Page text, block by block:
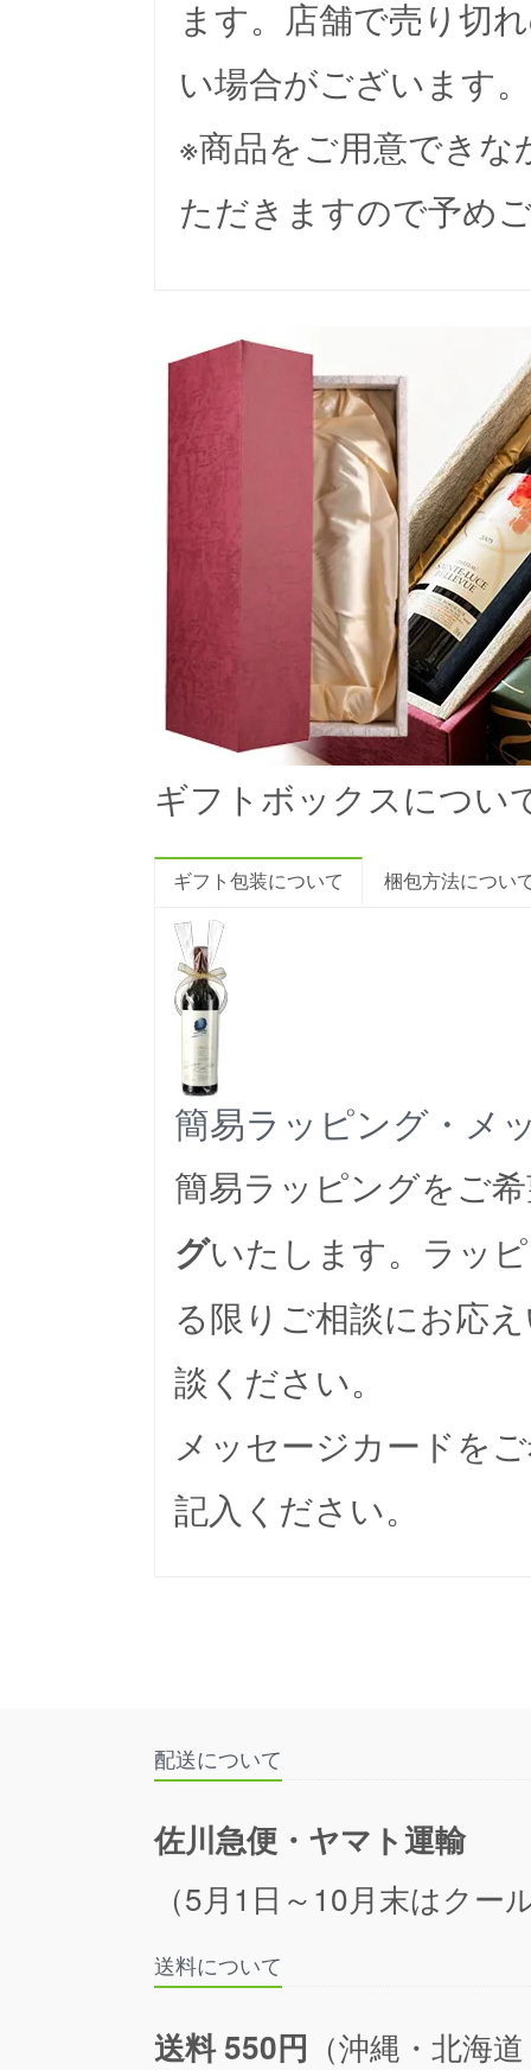
ます。店舗で売り切
い場合がございます。
※商品をご用意でき
ただきますので予め
ギフトボックスについ
ギフト包装について 梱包方法につい
簡易ラッピング・メ
簡易ラッピングをご
グいたします。ラッ
る限りご相談にお応
談ください。
メッセージカードを
記入ください。
配送について
佐川急便・ヤマト運輸
（5月1日～10月末はクー
送料について
送料 550円 （沖縄・北海